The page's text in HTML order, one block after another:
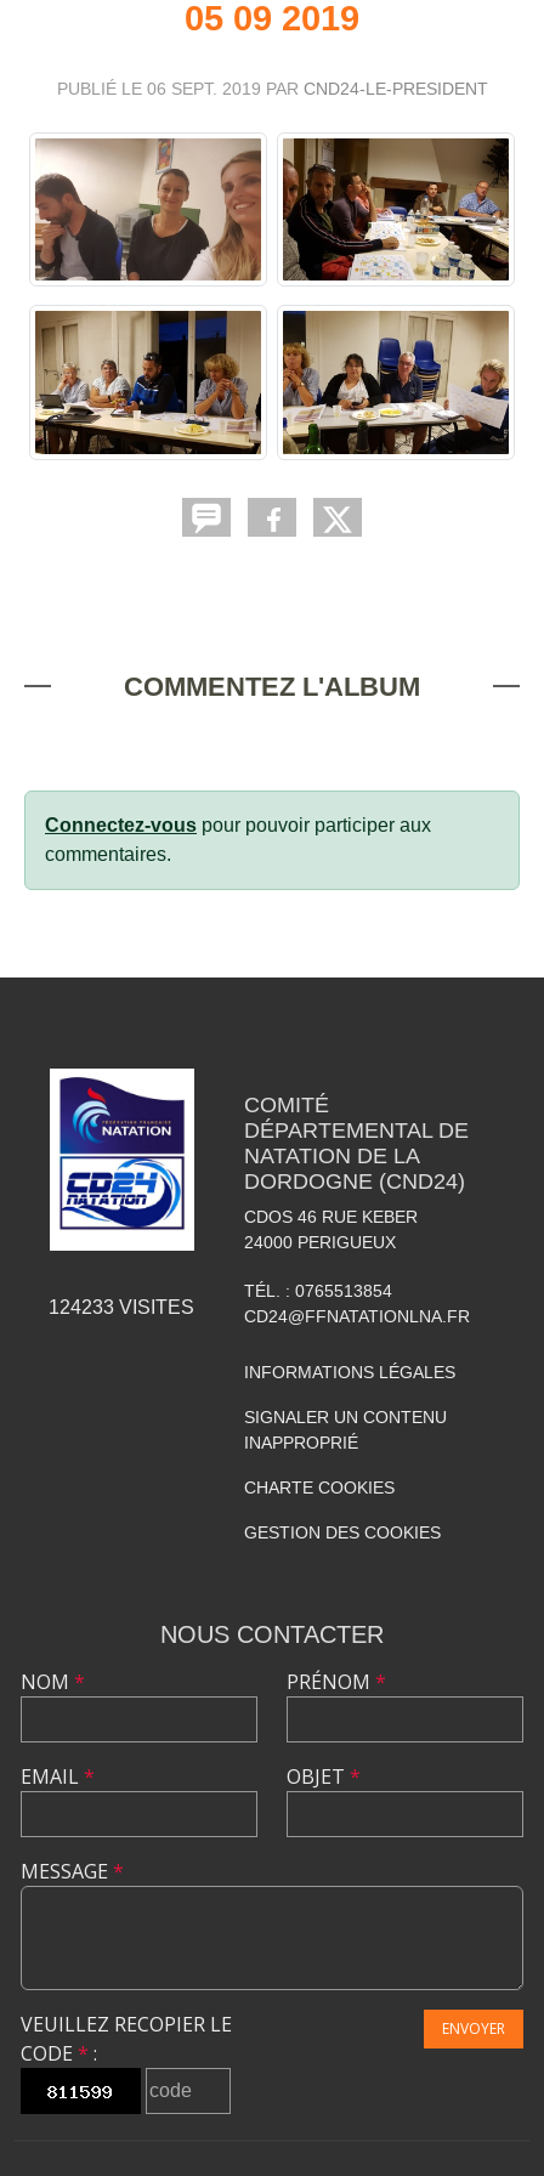
05 09 2019
PUBLIÉ LE 06 SEPT. 2019 PAR CND24-LE-PRESIDENT
COMMENTEZ L'ALBUM
Connectez-vous pour pouvoir participer aux
commentaires.
124233 VISITES
COMITÉ
DÉPARTEMENTAL DE
NATATION DE LA
DORDOGNE (CND24)
CDOS 46 RUE KEBER
24000 PERIGUEUX
TÉL. : 0765513854
CD24@FFNATATIONLNA.FR
INFORMATIONS LÉGALES
SIGNALER UN CONTENU
INAPPROPRIÉ
CHARTE COOKIES
GESTION DES COOKIES
NOUS CONTACTER
NOM *
EMAIL*
PRÉNOM *
OBJET *
MESSAGE *
VEUILLEZ RECOPIER LE
CODE * :
ENVOYER